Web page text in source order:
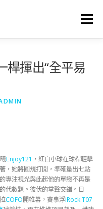
選單
桿揮出“全平易
Enjoy121 ，紅白小球在球桿輕擊
，她將圓規打開，準確量出七點
專注視光與此起他的單戀不再是
代數題。彼伏的掌聲交錯。日
COFO開帷幕，賽事浮iRock T07